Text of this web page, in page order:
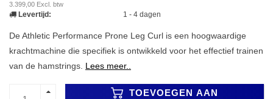
3.399,00 Excl. btw
Levertijd: 1 - 4 dagen
De Athletic Performance Prone Leg Curl is een hoogwaardige
krachtmachine die specifiek is ontwikkeld voor het effectief trainen
van de hamstrings. Lees meer..
TOEVOEGEN AAN